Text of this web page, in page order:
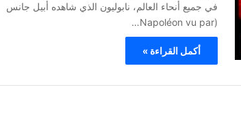
في جميع أنحاء العالم، نابوليون الذي شاهده أبيل جانس
(Napoléon vu par…
أكمل القراءة »